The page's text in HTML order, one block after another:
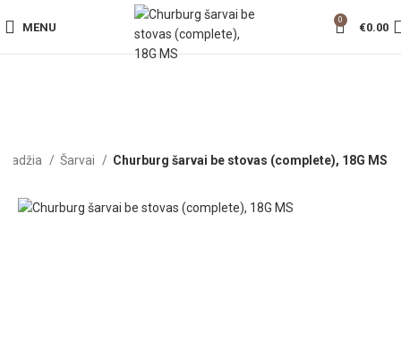
MENU
0
€0.00
Pradžia Šarvai Churburg šarvai be stovas (complete), 18G MS